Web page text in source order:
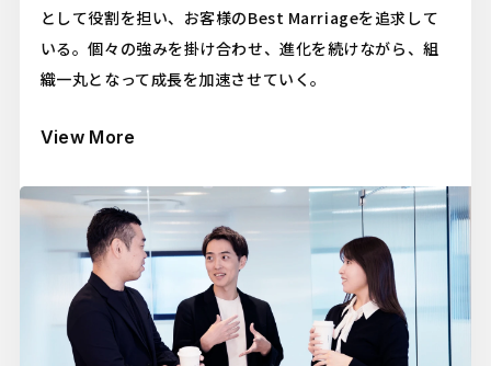
として役割を担い、お客様のBest Marriageを追求して
いる。個々の強みを掛け合わせ、進化を続けながら、組
織一丸となって成長を加速させていく。
View More